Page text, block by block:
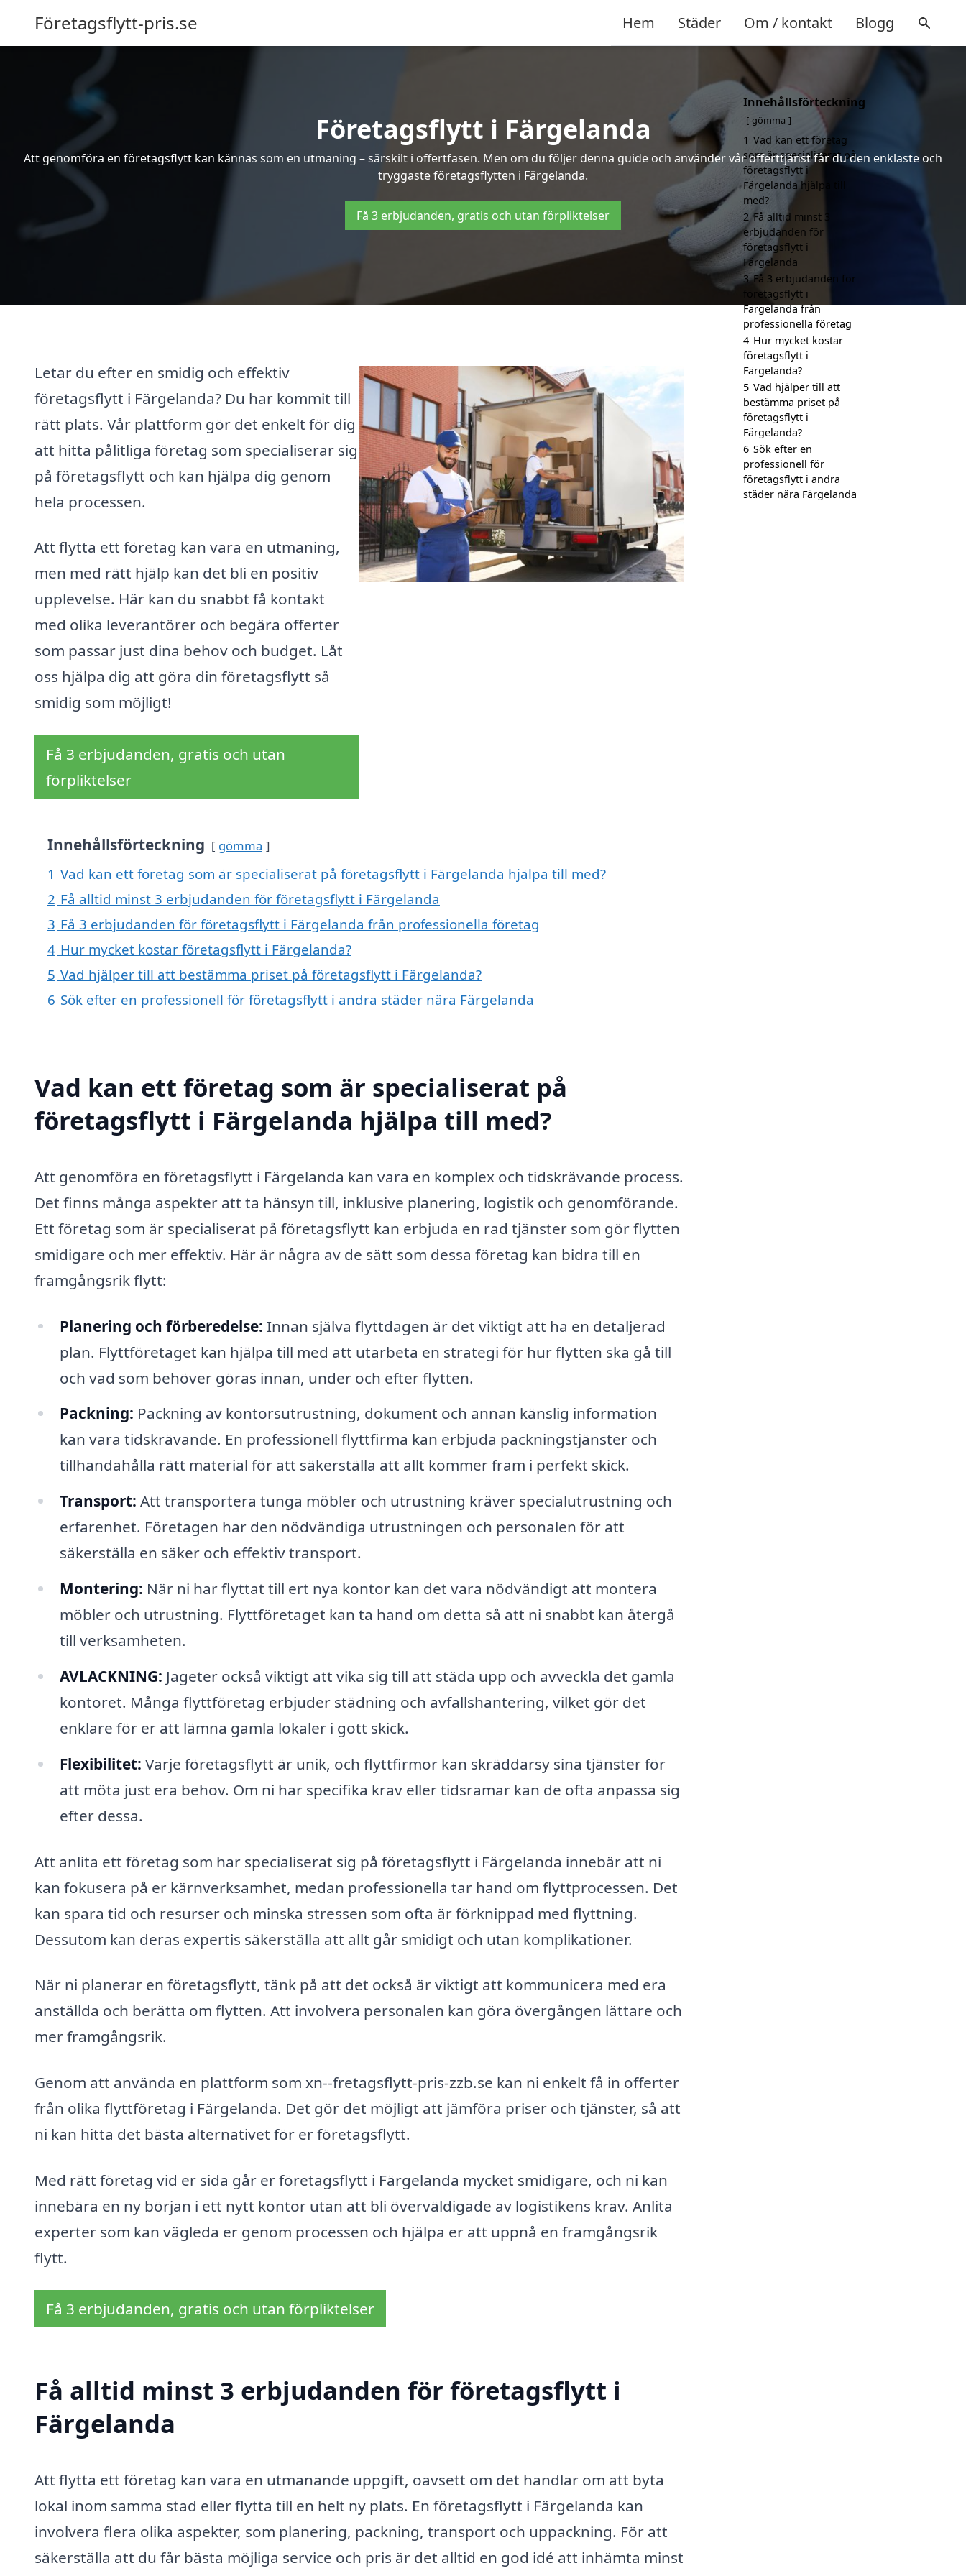
Företagsflytt-pris.se Hem Städer Om / kontakt Blogg
Företagsflytt i Färgelanda
Att genomföra en företagsflytt kan kännas som en utmaning – särskilt i offertfasen. Men om du följer denna guide och använder vår offerttjänst får du den enklaste och
tryggaste företagsflytten i Färgelanda.
Få 3 erbjudanden, gratis och utan förpliktelser
Letar du efter en smidig och effektiv
företagsflytt i Färgelanda? Du har kommit till
rätt plats. Vår plattform gör det enkelt för dig
att hitta pålitliga företag som specialiserar sig
på företagsflytt och kan hjälpa dig genom
hela processen.
Att flytta ett företag kan vara en utmaning,
men med rätt hjälp kan det bli en positiv
upplevelse. Här kan du snabbt få kontakt
med olika leverantörer och begära offerter
som passar just dina behov och budget. Låt
oss hjälpa dig att göra din företagsflytt så
smidig som möjligt!
Få 3 erbjudanden, gratis och utan
förpliktelser
Innehållsförteckning gömma
1 Vad kan ett företag som är specialiserat på företagsflytt i Färgelanda hjälpa till med?
2 Få alltid minst 3 erbjudanden för företagsflytt i Färgelanda
3 Få 3 erbjudanden för företagsflytt i Färgelanda från professionella företag
4 Hur mycket kostar företagsflytt i Färgelanda?
5 Vad hjälper till att bestämma priset på företagsflytt i Färgelanda?
6 Sök efter en professionell för företagsflytt i andra städer nära Färgelanda
Vad kan ett företag som är specialiserat på
företagsflytt i Färgelanda hjälpa till med?
Att genomföra en företagsflytt i Färgelanda kan vara en komplex och tidskrävande process.
Det finns många aspekter att ta hänsyn till, inklusive planering, logistik och genomförande.
Ett företag som är specialiserat på företagsflytt kan erbjuda en rad tjänster som gör flytten
smidigare och mer effektiv. Här är några av de sätt som dessa företag kan bidra till en
framgångsrik flytt:
Planering och förberedelse: Innan själva flyttdagen är det viktigt att ha en detaljerad
plan. Flyttföretaget kan hjälpa till med att utarbeta en strategi för hur flytten ska gå till
och vad som behöver göras innan, under och efter flytten.
Packning: Packning av kontorsutrustning, dokument och annan känslig information
kan vara tidskrävande. En professionell flyttfirma kan erbjuda packningstjänster och
tillhandahålla rätt material för att säkerställa att allt kommer fram i perfekt skick.
Transport: Att transportera tunga möbler och utrustning kräver specialutrustning och
erfarenhet. Företagen har den nödvändiga utrustningen och personalen för att
säkerställa en säker och effektiv transport.
Montering: När ni har flyttat till ert nya kontor kan det vara nödvändigt att montera
möbler och utrustning. Flyttföretaget kan ta hand om detta så att ni snabbt kan återgå
till verksamheten.
AVLACKNING: Jageter också viktigt att vika sig till att städa upp och avveckla det gamla
kontoret. Många flyttföretag erbjuder städning och avfallshantering, vilket gör det
enklare för er att lämna gamla lokaler i gott skick.
Flexibilitet: Varje företagsflytt är unik, och flyttfirmor kan skräddarsy sina tjänster för
att möta just era behov. Om ni har specifika krav eller tidsramar kan de ofta anpassa sig
efter dessa.
Att anlita ett företag som har specialiserat sig på företagsflytt i Färgelanda innebär att ni
kan fokusera på er kärnverksamhet, medan professionella tar hand om flyttprocessen. Det
kan spara tid och resurser och minska stressen som ofta är förknippad med flyttning.
Dessutom kan deras expertis säkerställa att allt går smidigt och utan komplikationer.
När ni planerar en företagsflytt, tänk på att det också är viktigt att kommunicera med era
anställda och berätta om flytten. Att involvera personalen kan göra övergången lättare och
mer framgångsrik.
Genom att använda en plattform som xn--fretagsflytt-pris-zzb.se kan ni enkelt få in offerter
från olika flyttföretag i Färgelanda. Det gör det möjligt att jämföra priser och tjänster, så att
ni kan hitta det bästa alternativet för er företagsflytt.
Med rätt företag vid er sida går er företagsflytt i Färgelanda mycket smidigare, och ni kan
innebära en ny början i ett nytt kontor utan att bli överväldigade av logistikens krav. Anlita
experter som kan vägleda er genom processen och hjälpa er att uppnå en framgångsrik
flytt.
Få 3 erbjudanden, gratis och utan förpliktelser
Få alltid minst 3 erbjudanden för företagsflytt i
Färgelanda
Att flytta ett företag kan vara en utmanande uppgift, oavsett om det handlar om att byta
lokal inom samma stad eller flytta till en helt ny plats. En företagsflytt i Färgelanda kan
involvera flera olika aspekter, som planering, packning, transport och uppackning. För att
säkerställa att du får bästa möjliga service och pris är det alltid en god idé att inhämta minst
Innehållsförteckning
gömma
1 Vad kan ett företag
som är specialiserat på
företagsflytt i
Färgelanda hjälpa till
med?
2 Få alltid minst 3
erbjudanden för
företagsflytt i
Färgelanda
3 Få 3 erbjudanden för
företagsflytt i
Färgelanda från
professionella företag
4 Hur mycket kostar
företagsflytt i
Färgelanda?
5 Vad hjälper till att
bestämma priset på
företagsflytt i
Färgelanda?
6 Sök efter en
professionell för
företagsflytt i andra
städer nära Färgelanda